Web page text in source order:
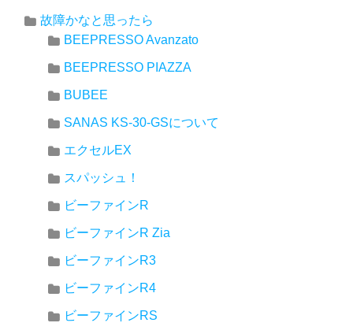
故障かなと思ったら
BEEPRESSO Avanzato
BEEPRESSO PIAZZA
BUBEE
SANAS KS-30-GSについて
エクセルEX
スパッシュ！
ビーファインR
ビーファインR Zia
ビーファインR3
ビーファインR4
ビーファインRS